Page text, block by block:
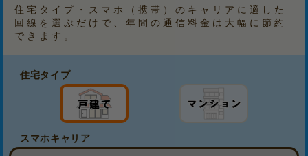
住宅タイプ・スマホ（携帯）のキャリアに適した
回線を選ぶだけで、年間の通信料金は大幅に節約
できます。
住宅タイプ
スマホキャリア